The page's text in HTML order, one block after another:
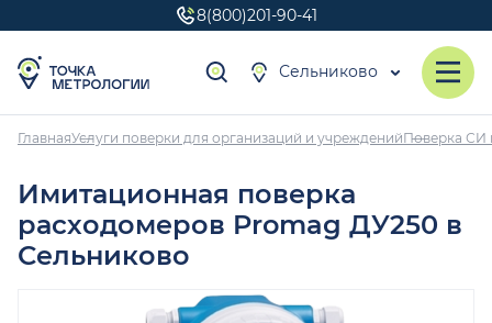
8(800)201-90-41
Сельниково
ГлавнаяУслуги поверки для организаций и учрежденийПоверка СИ
Имитационная поверка
расходомеров Promag ДУ250 в
Сельниково